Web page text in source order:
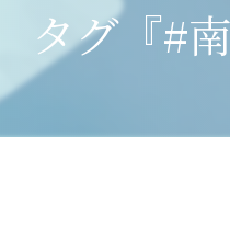
当院の評判
当院のお客様の声
タグ『#